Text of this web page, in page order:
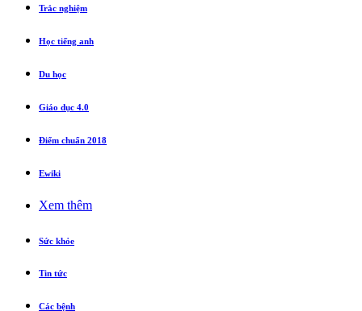
Trắc nghiệm
Học tiếng anh
Du học
Giáo dục 4.0
Điểm chuẩn 2018
Ewiki
Xem thêm
Sức khỏe
Tin tức
Các bệnh